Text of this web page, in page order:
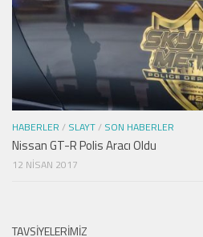
HABERLER / SLAYT/ SON HABERLER
Nissan GT-R Polis Aracı Oldu
12 NISAN 2017
TAVSIYELERIMIZ